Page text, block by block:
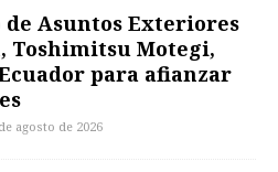
Asuntos Exteriores
Toshimitsu Motegi,
para afianzar
agosto de 2026